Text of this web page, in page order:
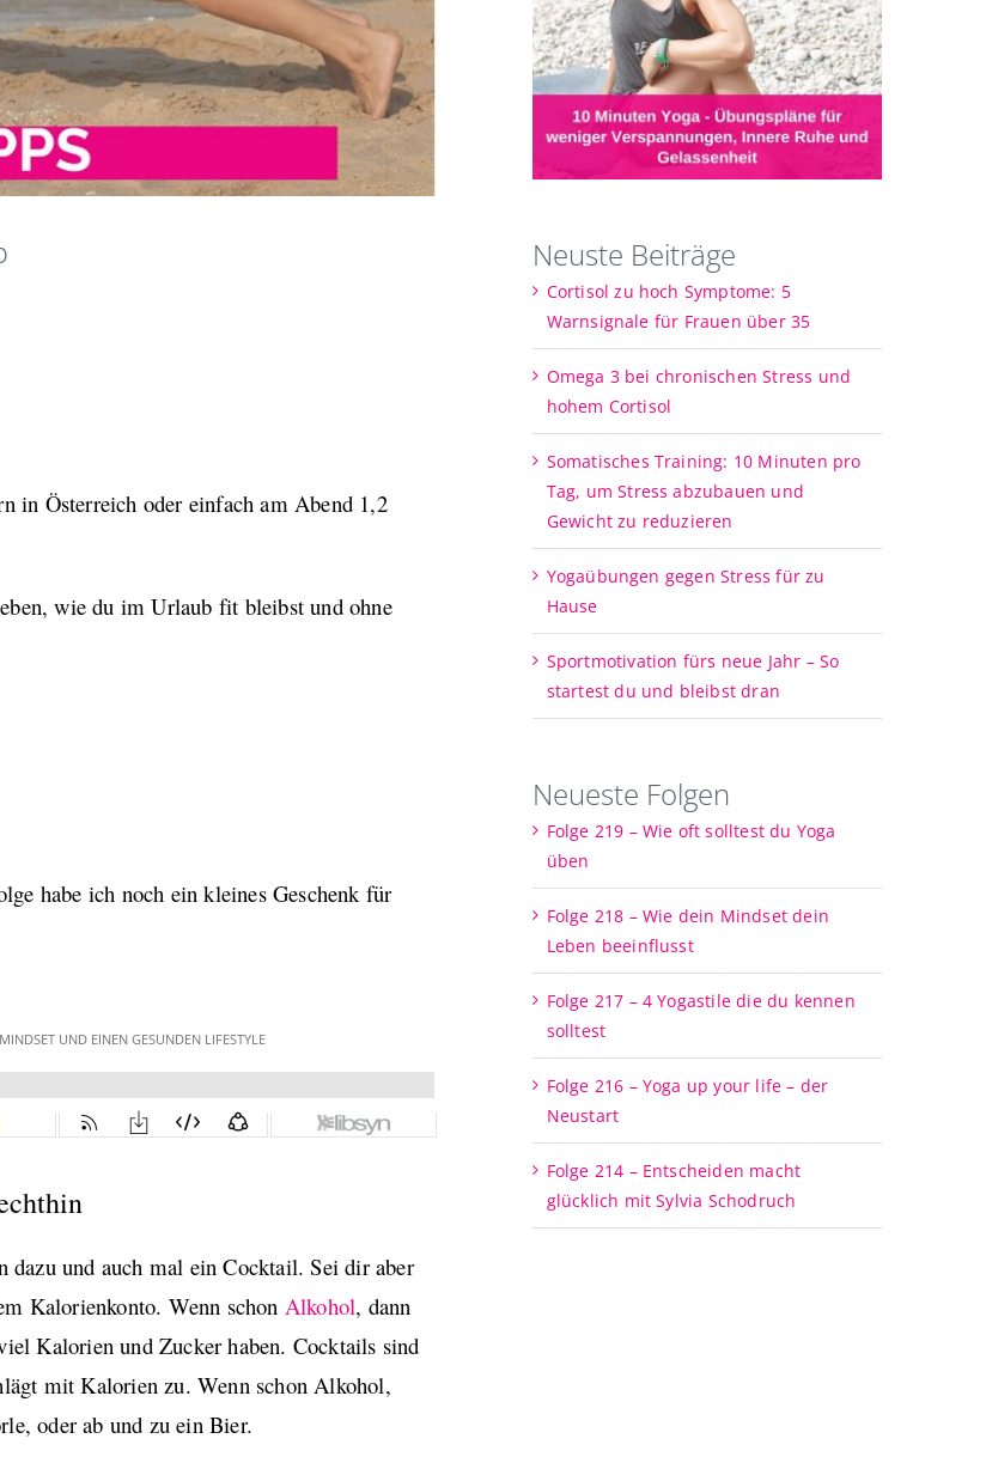
in Österreich oder einfach am Abend 1,2
wie du im Urlaub fit bleibst und ohne
habe ich noch ein kleines Geschenk für
dazu und auch mal ein Cocktail. Sei dir aber
Kalorienkonto. Wenn schon Alkohol, dann
Kalorien und Zucker haben. Cocktails sind
mit Kalorien zu. Wenn schon Alkohol,
oder ab und zu ein Bier.
Neuste Beiträge
Cortisol zu hoch Symptome: 5
Warnsignale für Frauen über 35
Omega 3 bei chronischen Stress und
hohem Cortisol
Somatisches Training: 10 Minuten pro
Tag, um Stress abzubauen und
Gewicht zu reduzieren
Yogaübungen gegen Stress für zu
Hause
Sportmotivation fürs neue Jahr – So
startest du und bleibst dran
Neueste Folgen
Folge 219 – Wie oft solltest du Yoga
üben
Folge 218 – Wie dein Mindset dein
Leben beeinflusst
Folge 217 – 4 Yogastile die du kennen
solltest
Folge 216 – Yoga up your life – der
Neustart
Folge 214 – Entscheiden macht
glücklich mit Sylvia Schodruch